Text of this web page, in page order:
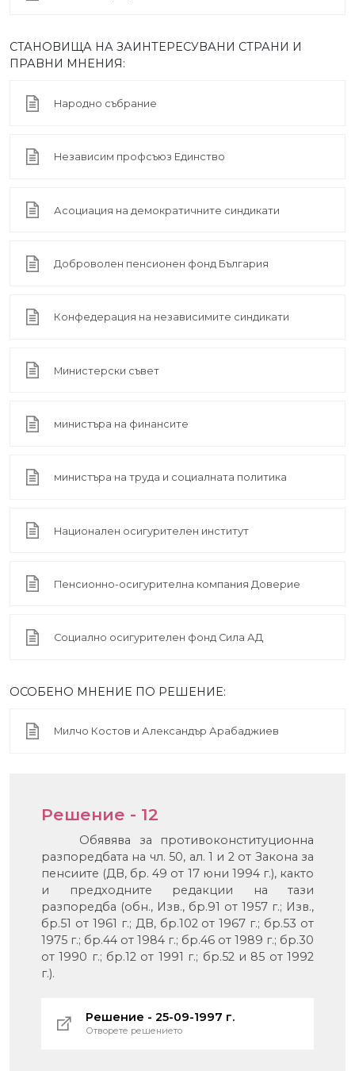
СТАНОВИЩА НА ЗАИНТЕРЕСУВАНИ СТРАНИ И
ПРАВНИ МНЕНИЯ:
Народно събрание
Независим профсъюз Единство
Асоциация на демократичните синдикати
Доброволен пенсионен фонд България
Конфедерация на независимите синдикати
Министерски съвет
министъра на финансите
министъра на труда и социалната политика
Национален осигурителен институт
Пенсионно-осигурителна компания Доверие
Социално осигурителен фонд Сила АД
ОСОБЕНО МНЕНИЕ ПО РЕШЕНИЕ:
Милчо Костов и Александър Арабаджиев
Решение - 12
Обявява за противоконституционна
разпоредбата на чл. 50, ал. 1 и 2 от Закона за
пенсиите (ДВ, бр. 49 от 17 юни 1994 г.), както
и предходните редакции на тази
разпоредба (обн., Изв., бр.91 от 1957 г.; Изв.,
бр.51 от 1961 г.; ДВ, бр.102 от 1967 г.; бр.53 от
1975 г.; бр.44 от 1984 г.; бр.46 от 1989 г.; бр.30
от 1990 г.; бр.12 от 1991 г.; бр.52 и 85 от 1992
г.).
Решение - 25-09-1997 г.
Отворете решението